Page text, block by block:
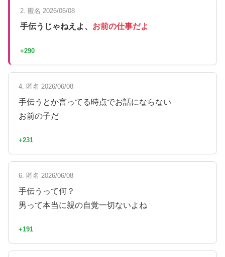
2. 匿名 2026/06/08
手伝うじゃねえよ、 お前の仕事だよ
+290
4. 匿名 2026/06/08
手伝うとか言ってる時点でお話にならない
お前の子だ
+231
6. 匿名 2026/06/08
手伝うって何？
男って本当に親の自覚一切ないよね
+191